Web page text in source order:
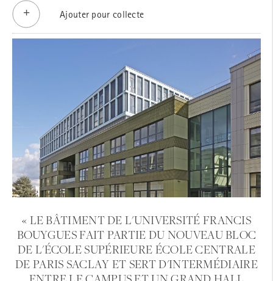
Ajouter pour collecte
« LE BÂTIMENT DE L'UNIVERSITÉ FRANCIS
BOUYGUES FAIT PARTIE DU NOUVEAU BLOC
DE L'ÉCOLE SUPÉRIEURE ÉCOLE CENTRALE
DE PARIS SACLAY ET SERT D'INTERMÉDIAIRE